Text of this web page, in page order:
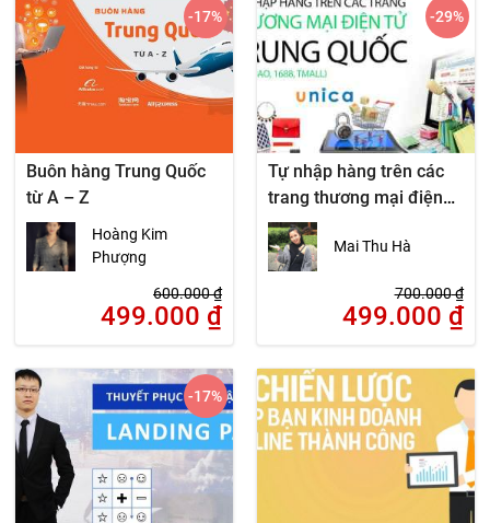
Buôn hàng Trung Quốc
từ A – Z
Hoàng Kim
Phượng
600.000₫
499.000 ₫
-17%
Tự nhập hàng trên các
trang thương mại điện
tử Trung Quốc (Taobao,
1688, Tmall)Mai Thu Hà
700.000₫
499.000 ₫
-29%
-17%